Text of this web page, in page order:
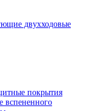
двухходовые
покрытия
вспененного